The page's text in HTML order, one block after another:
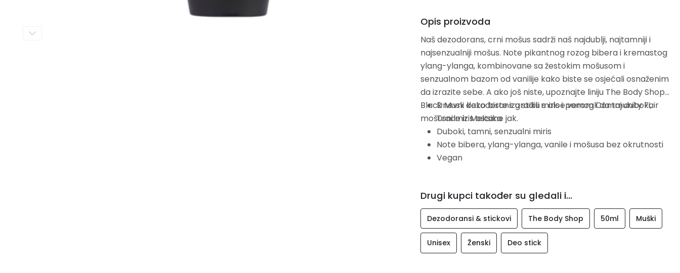
Opis proizvoda
Naš dezodorans, crni mošus sadrži naš najdublji, najtamniji i
najsenzualniji mošus. Note pikantnog rozog bibera i kremastog
ylang-ylanga, kombinovane sa žestokim mošusom i
senzualnom bazom od vanilije kako biste se osjećali osnaženim
da izrazite sebe. A ako još niste, upoznajte liniju The Body Shop
Black Musk kako biste izgradili miris i pomogli da taj duboki,
mošusni miris ostane jak.
Dnevni dezodorans u stiku s aloe verom Community Fair
Trade iz Meksika
Duboki, tamni, senzualni miris
Note bibera, ylang-ylanga, vanile i mošusa bez okrutnosti
Vegan
Drugi kupci također su gledali i...
Dezodoransi & stickovi The Body Shop 50ml Muški
Unisex Ženski Deo stick